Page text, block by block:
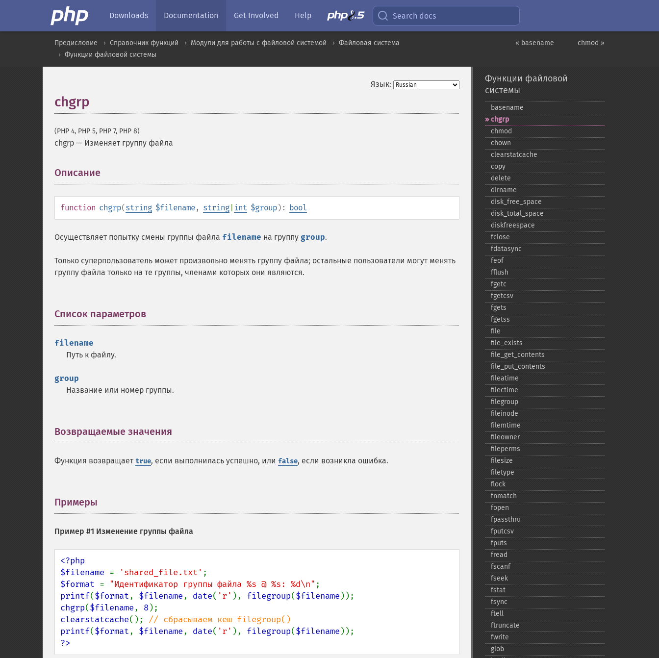
Downloads Documentation Get Involved Help Search docs
chmod »
« basename
Предисловие Справочник функций Модули для работы с файловой системой
Файловая система
Функции файловой системы
Язык:
chgrp
(PHP 4, PHP 5, PHP 7, PHP 8)
chgrp — Изменяет группу файла
Описание
function chgrp(string $filename, string int $group): bool
Осуществляет попытку смены группы файла filename на группу group.
Только суперпользователь может произвольно менять группу файла; остальные пользователи могут менять
группу файла только на те группы, членами которых они являются.
Список параметров
filename
Путь к файлу.
group
Название или номер группы.
Возвращаемые значения
Функция возвращает true, если выполнилась успешно, или false, если возникла ошибка.
Примеры
Пример #1 Изменение группы файла
<?php
$filename = 'shared_file.txt'
$format = "Идентификатор группы файла %s @ %s: %d\n"
printf($format, $filename, date( 'r' ), filegroup($filename
chgrp($filename, 8
clearstatcache();
printf($format, $filename, date( 'r' ), filegroup($filename
?>
Функции файловой
системы
basename
chgrp
chmod
chown
clearstatcache
copy
delete
dirname
disk_​free_​space
disk_​total_​space
diskfreespace
fclose
fdatasync
feof
fflush
fgetc
fgetcsv
fgets
fgetss
file
file_​exists
file_​get_​contents
file_​put_​contents
fileatime
filectime
filegroup
fileinode
filemtime
fileowner
fileperms
filesize
filetype
flock
fnmatch
fopen
fpassthru
fputcsv
fputs
fread
fscanf
fseek
fstat
fsync
ftell
ftruncate
fwrite
glob